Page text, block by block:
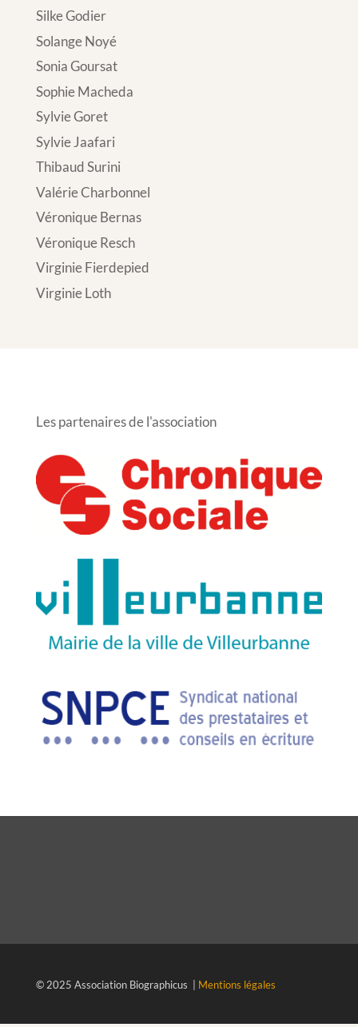
Silke Godier
Solange Noyé
Sonia Goursat
Sophie Macheda
Sylvie Goret
Sylvie Jaafari
Thibaud Surini
Valérie Charbonnel
Véronique Bernas
Véronique Resch
Virginie Fierdepied
Virginie Loth
Les partenaires de l'association
© 2025 Association Biographicus | Mentions légales